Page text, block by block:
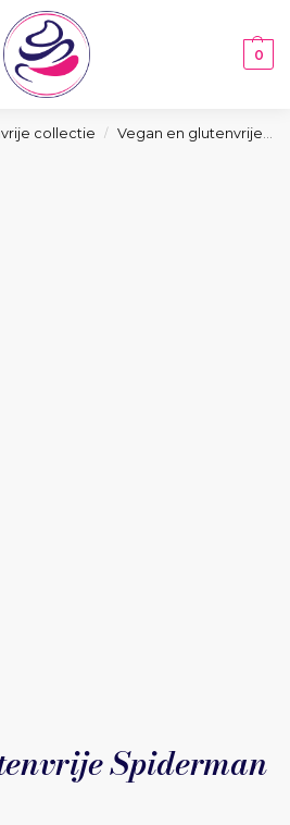
0
collectie / Vegan en glutenvrije taarten collectie
Spiderman